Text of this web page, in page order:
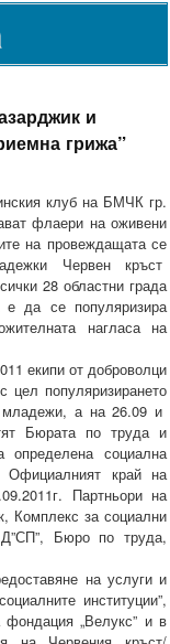
и
грижа”
клуб на БМЧК гр.
флаери на оживени
на провеждащата се
Червен кръст
28 областни града
да се популяризира
нагласа на
екипи от доброволци
цел популяризирането
младежи, а на 26.09 и
Бюрата по труда и
социална
Официалният край на
Партньори на
за социални
Бюро по труда,
на услуги и
институции”,
„Велукс” и в